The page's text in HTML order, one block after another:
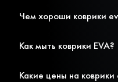
Чем хороши коврики
Как мыть коврики EVA?
Какие цены на коврики